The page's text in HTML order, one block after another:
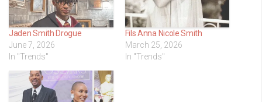
Jaden Smith Drogue
June 7, 2026
In "Trends"
Fils Anna Nicole Smith
March 25, 2026
In "Trends"